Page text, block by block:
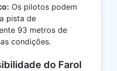
Os pilotos podem
pista de
93 metros de
condições.
do Farol